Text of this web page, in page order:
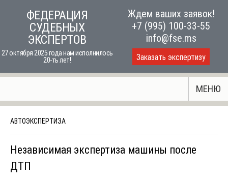
ФЕДЕРАЦИЯ
СУДЕБНЫХ
ЭКСПЕРТОВ
27 октября 2025 года нам исполнилось
20-ть лет!
Ждем ваших заявок!
+7 (995) 100-33-55
info@fse.ms
Заказать экспертизу
МЕНЮ
АВТОЭКСПЕРТИЗА
Независимая экспертиза машины после
ДТП